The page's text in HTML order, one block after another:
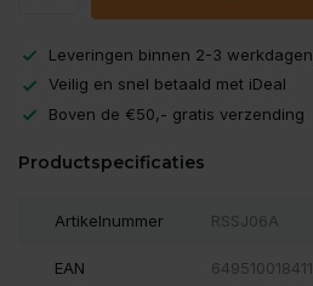
Leveringen binnen 2-3 werkdagen
Veilig en snel betaald met iDeal
Boven de €50,- gratis verzending
Productspecificaties
Artikelnummer RSSJ06A
EAN 649510018411